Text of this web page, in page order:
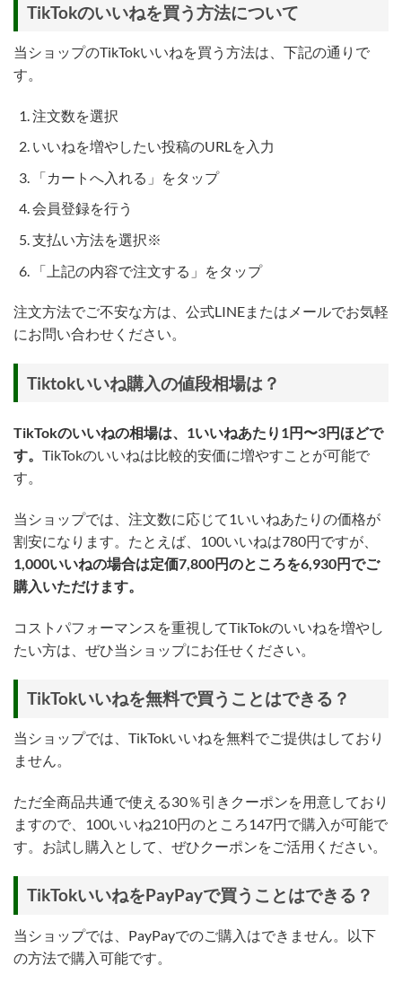
TikTokのいいねを買う方法について
当ショップのTikTokいいねを買う方法は、下記の通りで
す。
注文数を選択
いいねを増やしたい投稿のURLを入力
「カートへ入れる」をタップ
会員登録を行う
支払い方法を選択※
「上記の内容で注文する」をタップ
注文方法でご不安な方は、公式LINEまたはメールでお気軽
にお問い合わせください。
Tiktokいいね購入の値段相場は？
TikTokのいいねの相場は、1いいねあたり1円〜3円ほどで
す。 TikTokのいいねは比較的安価に増やすことが可能で
す。
当ショップでは、注文数に応じて1いいねあたりの価格が
割安になります。たとえば、100いいねは780円ですが、
1,000いいねの場合は定価7,800円のところを6,930円でご
購入いただけます。
コストパフォーマンスを重視してTikTokのいいねを増やし
たい方は、ぜひ当ショップにお任せください。
TikTokいいねを無料で買うことはできる？
当ショップでは、TikTokいいねを無料でご提供はしており
ません。
ただ全商品共通で使える30％引きクーポンを用意しており
ますので、100いいね210円のところ147円で購入が可能で
す。お試し購入として、ぜひクーポンをご活用ください。
TikTokいいねをPayPayで買うことはできる？
当ショップでは、PayPayでのご購入はできません。以下
の方法で購入可能です。